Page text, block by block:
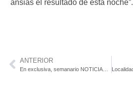
ansias el resultado de esta noche”.
ANTERIOR